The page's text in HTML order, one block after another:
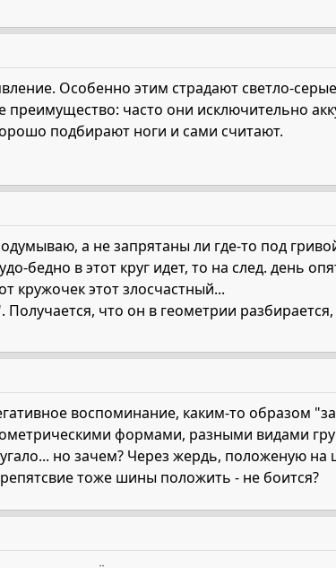
Особенно этим страдают светло-
часто они исключительно
подбирают ноги и сами считают.
а не запрятаны ли где-то под
бедно в этот круг идет, то на след. день
кружочек этот злосчастный...
что он в геометрии
воспоминание, каким-то образом
формами, разными видами
но зачем? Через жердь, положеную
тоже шины положить - не боится?